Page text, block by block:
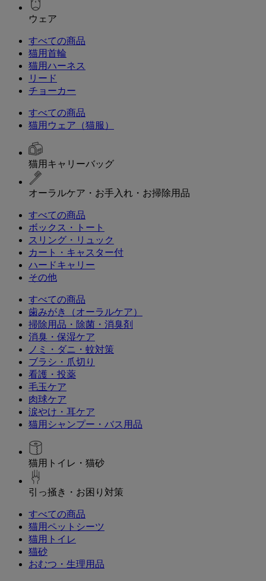
ウェア
すべての商品
猫用首輪
猫用ハーネス
リード
チョーカー
すべての商品
猫用ウェア（猫服）
猫用キャリーバッグ
オーラルケア・お手入れ・お掃除用品
すべての商品
ボックス・トート
スリング・リュック
カート・キャスター付
ハードキャリー
その他
すべての商品
歯みがき（オーラルケア）
掃除用品・除菌・消臭剤
消臭・保湿ケア
ノミ・ダニ・蚊対策
ブラシ・爪切り
看護・投薬
毛玉ケア
肉球ケア
涙やけ・耳ケア
猫用シャンプー・バス用品
猫用トイレ・猫砂
引っ掻き・お困り対策
すべての商品
猫用ペットシーツ
猫用トイレ
猫砂
おむつ・生理用品